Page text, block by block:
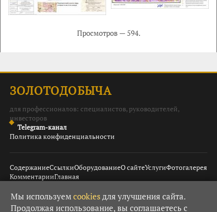
Просмотров — 594.
ЗОЛОТОДОБЫЧА
для профессионалов: специалистов, руководителей,
инвесторов
Telegram-канал
Политика конфиденциальности
СодержаниеСсылкиОборудованиеО сайтеУслугиФотогалерея
КомментарииГлавная
© 2008–2026 Золотодобыча · 18+ · При использовании
Мы используемcookiesдля улучшения сайта.
Продолжая использование, вы соглашаетесь с